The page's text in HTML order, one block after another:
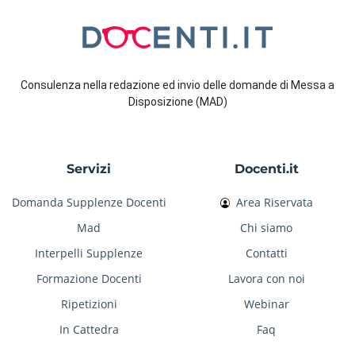
Consulenza nella redazione ed invio delle domande di Messa a
Disposizione (MAD)
Servizi
Domanda Supplenze Docenti
Mad
Interpelli Supplenze
Formazione Docenti
Ripetizioni
In Cattedra
Docenti.it
Area Riservata
Chi siamo
Contatti
Lavora con noi
Webinar
Faq